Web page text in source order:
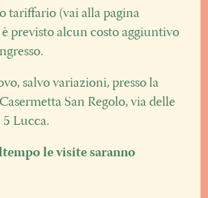
tariffario (vai alla pagina
è previsto alcun costo aggiuntivo
salvo variazioni, presso la
San Regolo, via delle
Lucca.
le visite saranno